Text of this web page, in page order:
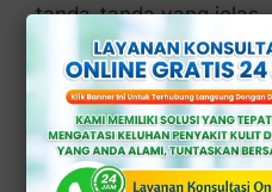
tanda-tanda yang jelas.
Tanda-tanda yang
membuat wanita tidak
mengobati infeksinya.
mereka mudah terkena